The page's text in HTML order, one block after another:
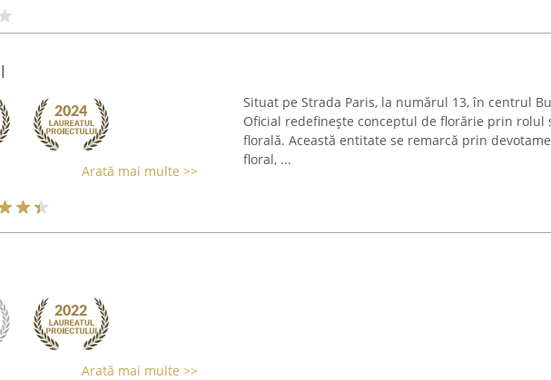
Arată mai multe >>
Situat pe Strada Paris, la numărul 13, în centrul
Oficial redefinește conceptul de florărie prin rolul
florală. Această entitate se remarcă prin
floral, ...
Arată mai multe >>